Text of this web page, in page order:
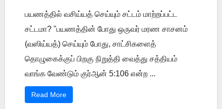
பயணத்தில் வசிய்யத் செய்யும் சட்டம் மாற்றப்பட்ட
சட்டமா? "பயணத்தின் போது ஒருவர் மரண சாசனம்
(வஸிய்யத்) செய்யும் போது, சாட்சிகளைத்
தொழுகைக்குப் பிறகு நிறுத்தி வைத்து சத்தியம்
வாங்க வேண்டும் குர்ஆன் 5:106 என்ற ...
Read More